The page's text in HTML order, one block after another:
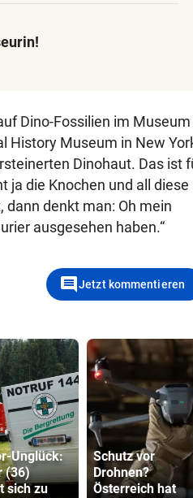
Dino-Fossilien im
History Museum in New
Dinohaut. Das ist
ja die Knochen und all diese
denkt man: Oh mein
ausgesehen haben.“
commentJetzt kommentieren
Unglück:
(36)
sich zu
Schutz vor
Drohnen?
Österreich hat